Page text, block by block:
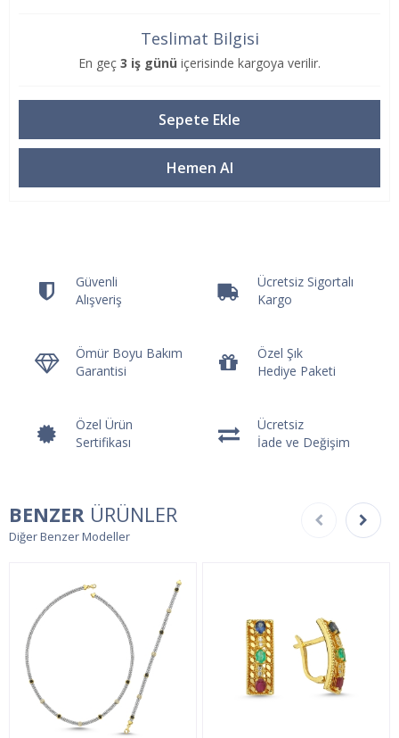
Teslimat Bilgisi
En geç 3 iş günü içerisinde kargoya verilir.
Güvenli
Alışveriş
Ücretsiz Sigortalı
Kargo
Ömür Boyu Bakım
Garantisi
Özel Şık
Hediye Paketi
Özel Ürün
Sertifikası
Ücretsiz
İade ve Değişim
BENZER ÜRÜNLER
Diğer Benzer Modeller